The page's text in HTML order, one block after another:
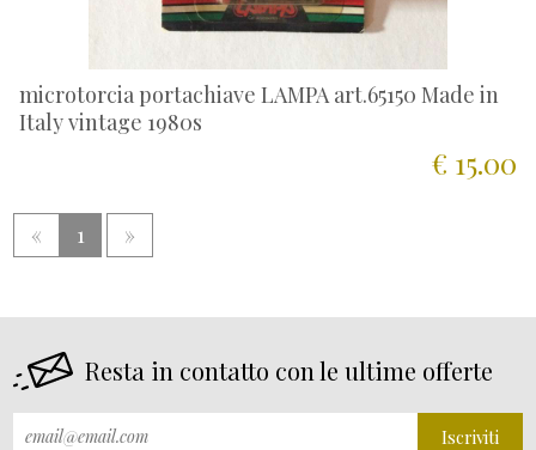
microtorcia portachiave LAMPA art.65150 Made in
Italy vintage 1980s
€ 15.00
« 1 »
Resta in contatto con le ultime offerte
Iscriviti